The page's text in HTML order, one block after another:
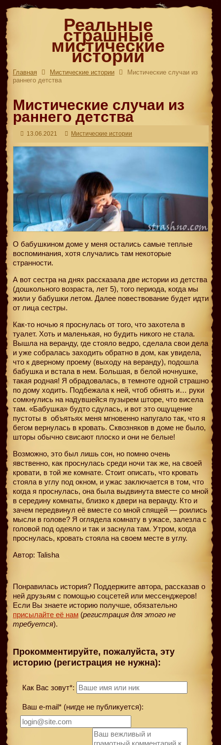
Реальные
страшные
мистические
истории
Главная Мистические истории
Мистические случаи из
раннего детства
Мистические случаи из
раннего детства
13.06.2021 Мистические истории
О бабушкином доме у меня остались самые теплые
воспоминания, хотя случались там некоторые
странности.
А вот сестра на днях рассказала две истории из детства
(дошкольного возраста, лет 5), того периода, когда мы
жили у бабушки летом. Далее повествование будет идти
от лица сестры.
Как-то ночью я проснулась от того, что захотела в
туалет. Хоть и маленькая, но будить никого не стала.
Вышла на веранду, где стояло ведро, сделала свои дела
и уже собралась заходить обратно в дом, как увидела,
что к дверному проему (выходу на веранду), подошла
бабушка и встала в нем. Большая, в белой ночнушке,
такая родная! Я обрадовалась, в темноте одной страшно
по дому ходить. Подбежала к ней, чтоб обнять и… руки
сомкнулись на надувшейся пузырем шторе, что висела
там. «Бабушка» будто сдулась, и вот это ощущение
пустоты в объятьях меня мгновенно напугало так, что я
бегом вернулась в кровать. Сквозняков в доме не было,
шторы обычно свисают плоско и они не белые!
Возможно, это был лишь сон, но помню очень
явственно, как проснулась среди ночи так же, на своей
кровати, в той же комнате. Стоит описать, что кровать
стояла в углу под окном, и ужас заключается в том, что
когда я проснулась, она была выдвинута вместе со мной
в середину комнаты, близко к двери на веранду. Кто и
зачем передвинул её вместе со мной спящей — роились
мысли в голове? Я оглядела комнату в ужасе, залезла с
головой под одеяло и так и заснула там. Утром, когда
проснулась, кровать стояла на своем месте в углу.
Автор: Talisha
Понравилась история? Поддержите автора, рассказав о
ней друзьям с помощью соцсетей или мессенджеров!
Если Вы знаете историю получше, обязательно
присылайте её нам (регистрация для этого не
требуется).
Прокомментируйте, пожалуйста, эту
историю (регистрация не нужна):
Как Вас зовут*:
Ваш e-mail* (нигде не публикуется):